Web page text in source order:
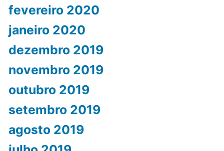
fevereiro 2020
janeiro 2020
dezembro 2019
novembro 2019
outubro 2019
setembro 2019
agosto 2019